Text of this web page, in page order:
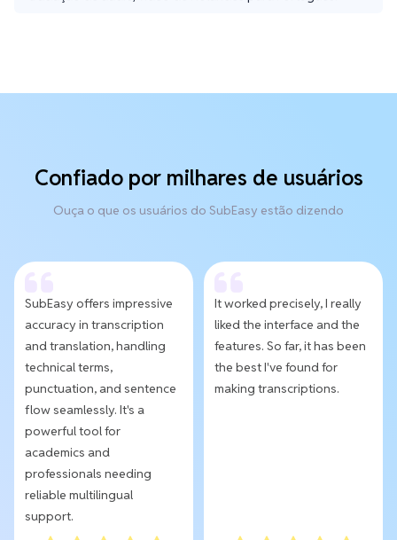
Confiado por milhares de usuários
Ouça o que os usuários do SubEasy estão dizendo
SubEasy offers impressive
accuracy in transcription
and translation, handling
technical terms,
punctuation, and sentence
flow seamlessly. It's a
powerful tool for
academics and
professionals needing
reliable multilingual
support.
It worked precisely, I really
liked the interface and the
features. So far, it has been
the best I've found for
making transcriptions.